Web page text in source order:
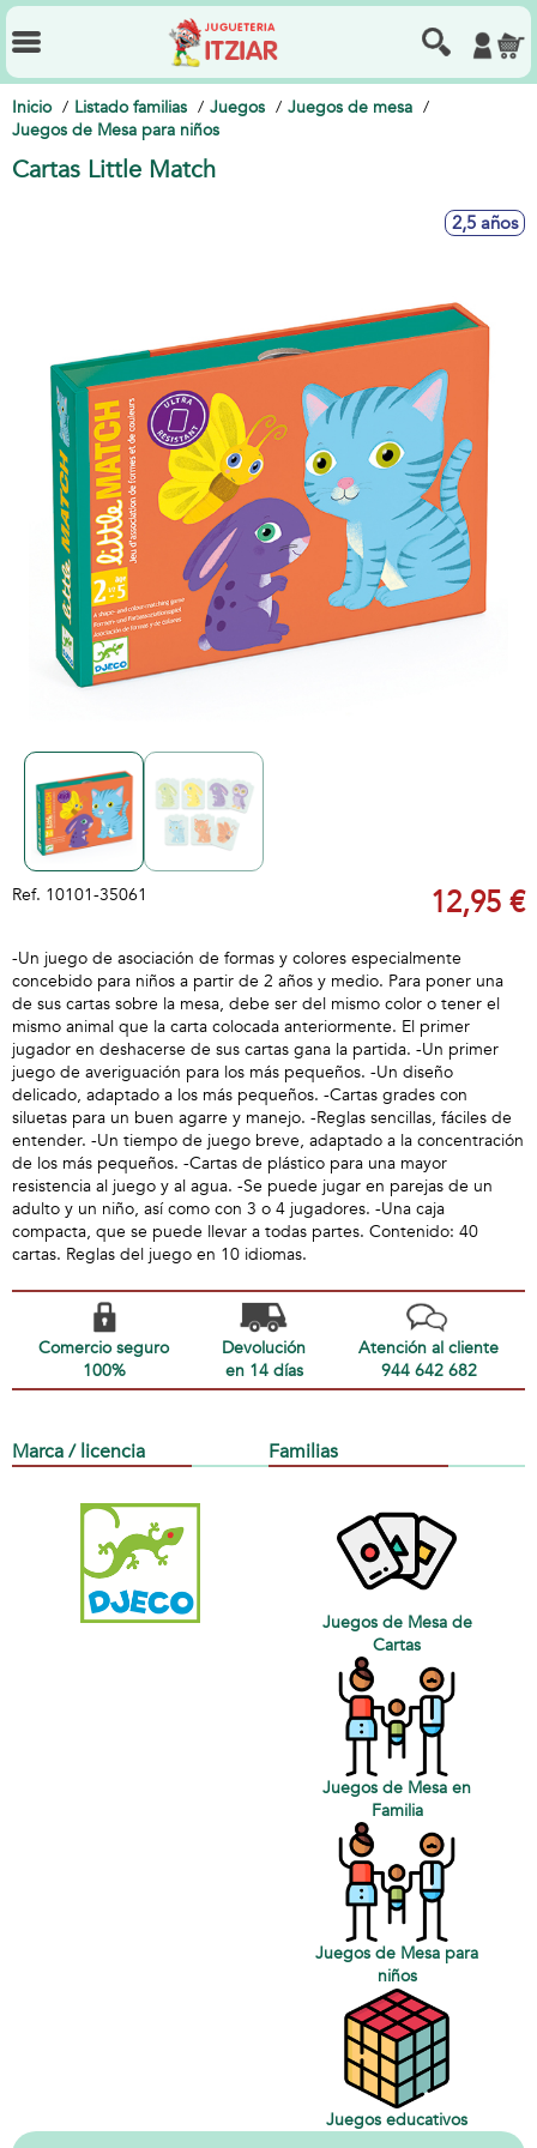
Inicio Listado familias Juegos
Juegos de mesa
Juegos de Mesa para niños
Cartas Little Match
2,5 años
Ref. 10101-35061 12,95 €
-Un juego de asociación de formas y colores especialmente
concebido para niños a partir de 2 años y medio. Para poner una
de sus cartas sobre la mesa, debe ser del mismo color o tener el
mismo animal que la carta colocada anteriormente. El primer
jugador en deshacerse de sus cartas gana la partida. -Un primer
juego de averiguación para los más pequeños. -Un diseño
delicado, adaptado a los más pequeños. -Cartas grades con
siluetas para un buen agarre y manejo. -Reglas sencillas, fáciles de
entender. -Un tiempo de juego breve, adaptado a la concentración
de los más pequeños. -Cartas de plástico para una mayor
resistencia al juego y al agua. -Se puede jugar en parejas de un
adulto y un niño, así como con 3 o 4 jugadores. -Una caja
compacta, que se puede llevar a todas partes. Contenido: 40
cartas. Reglas del juego en 10 idiomas.
Comercio seguro
100%
Devolución
en 14 días
Atención al cliente
944 642 682
Marca / licencia Familias
Juegos de Mesa de
Cartas
Juegos de Mesa en
Familia
Juegos de Mesa para
niños
Juegos educativos